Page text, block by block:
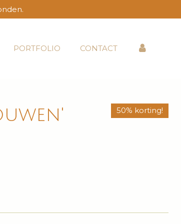
PORTFOLIO CONTACT
50% korting!